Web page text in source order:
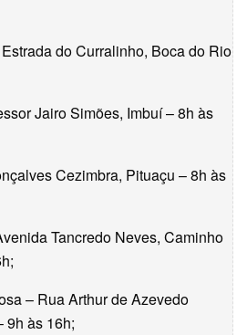
do Curralinho, Boca do Rio
Jairo Simões, Imbuí – 8h às
Cezimbra, Pituaçu – 8h às
Tancredo Neves, Caminho
– Rua Arthur de Azevedo
9h às 16h;